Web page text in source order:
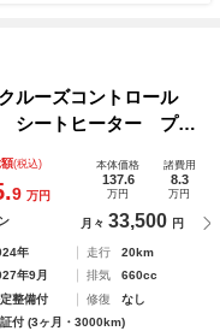
ーズコントロール
シートヒーター プッ
ングストップ 衝突被
り防止 ベンチシート
(税込)
9 万円
本体価格
137.6
万円
諸費用
8.3
万円
月々 33,500 円
年 走行
20km
年9月 排気
660cc
整備付 修復
なし
付 (3ヶ月・3000km)